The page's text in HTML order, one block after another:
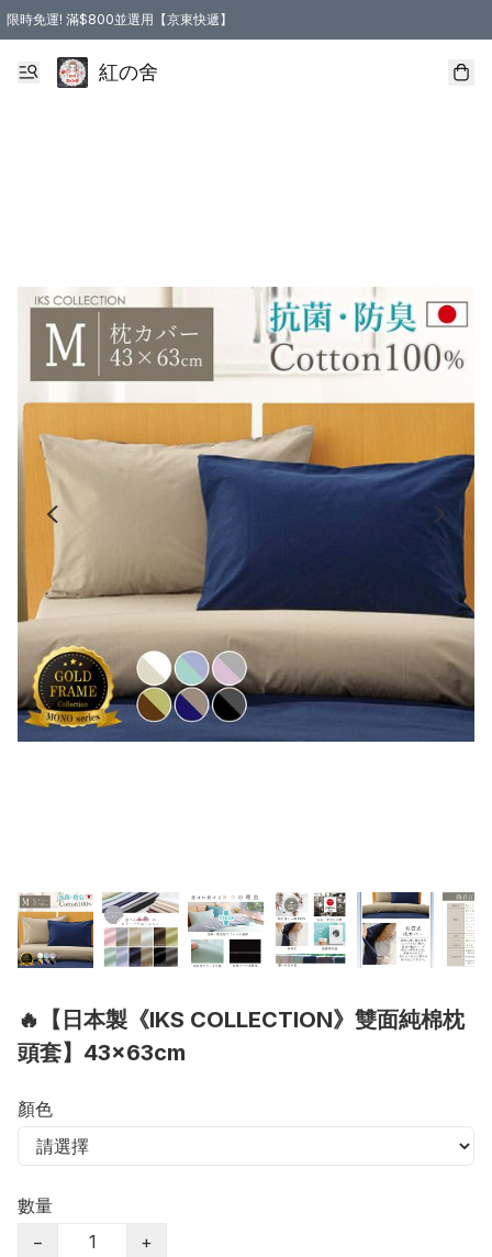
限時免運! 滿$800並選用【京東快遞】
紅の舍
🔥【日本製《IKS COLLECTION》雙面純棉枕
頭套】43×63cm
顏色
數量
−
+